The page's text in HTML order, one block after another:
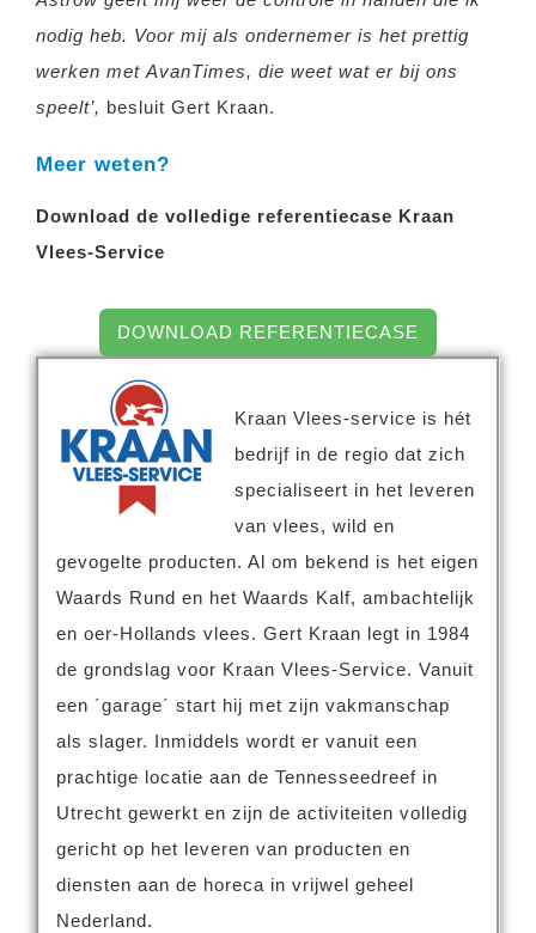
nodig heb. Voor mij als ondernemer is het prettig
werken met AvanTimes, die weet wat er bij ons
speelt’, besluit Gert Kraan.
Meer weten?
Download de volledige referentiecase Kraan
Vlees-Service
DOWNLOAD REFERENTIECASE
Kraan Vlees-service is hét
bedrijf in de regio dat zich
specialiseert in het leveren
van vlees, wild en
gevogelte producten. Al om bekend is het eigen
Waards Rund en het Waards Kalf, ambachtelijk
en oer-Hollands vlees. Gert Kraan legt in 1984
de grondslag voor Kraan Vlees-Service. Vanuit
een ´garage´ start hij met zijn vakmanschap
als slager. Inmiddels wordt er vanuit een
prachtige locatie aan de Tennesseedreef in
Utrecht gewerkt en zijn de activiteiten volledig
gericht op het leveren van producten en
diensten aan de horeca in vrijwel geheel
Nederland.